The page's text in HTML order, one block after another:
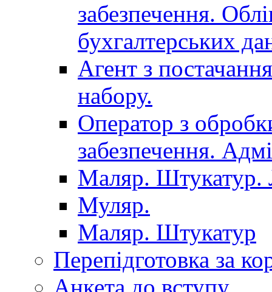
забезпечення.
бухгалтерських
Агент з
набору.
Оператор з
забезпечення.
Маляр. Штукатур.
Муляр.
Маляр. Штукатур
Перепідготовка за